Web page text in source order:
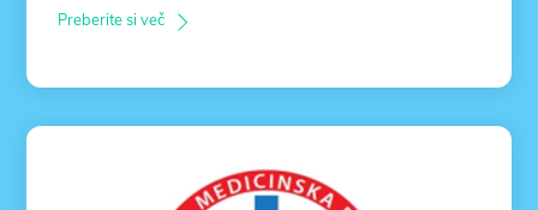
Preberite si več